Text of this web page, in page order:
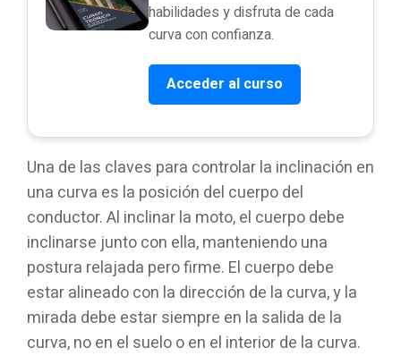
habilidades y disfruta de cada
curva con confianza.
Acceder al curso
Una de las claves para controlar la inclinación en
una curva es la posición del cuerpo del
conductor. Al inclinar la moto, el cuerpo debe
inclinarse junto con ella, manteniendo una
postura relajada pero firme. El cuerpo debe
estar alineado con la dirección de la curva, y la
mirada debe estar siempre en la salida de la
curva, no en el suelo o en el interior de la curva.